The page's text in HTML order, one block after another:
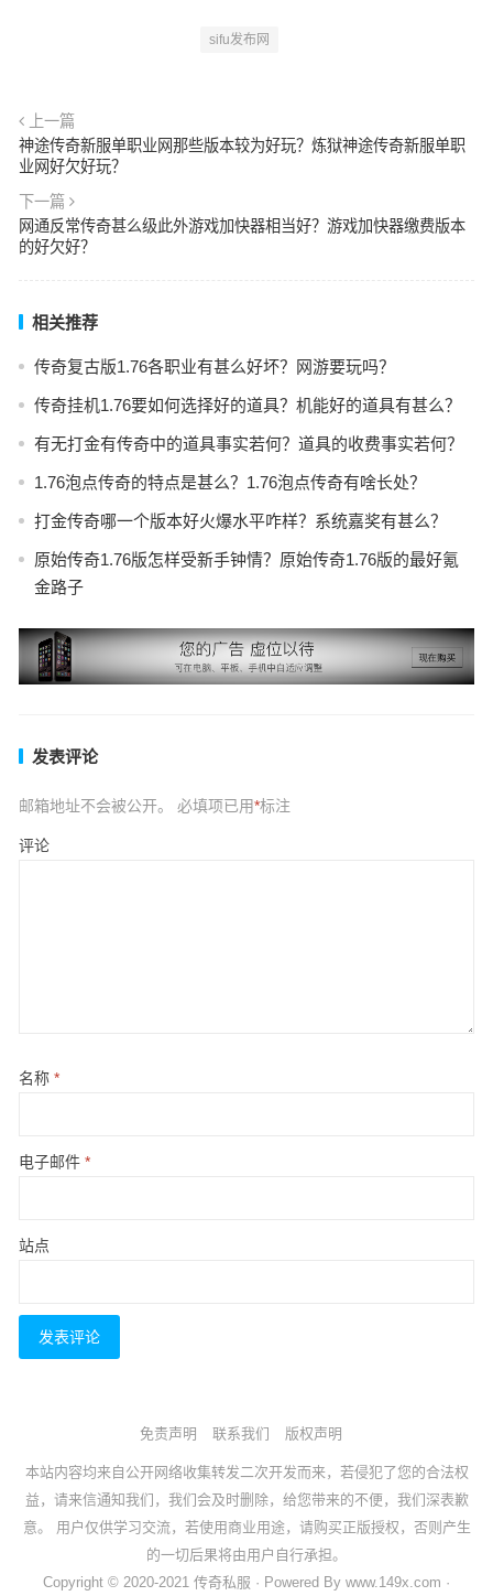
sifu发布网
上一篇
神途传奇新服单职业网那些版本较为好玩？炼狱神途传奇新服单职
业网好欠好玩？
下一篇
网通反常传奇甚么级此外游戏加快器相当好？游戏加快器缴费版本
的好欠好？
相关推荐
传奇复古版1.76各职业有甚么好坏？网游要玩吗？
传奇挂机1.76要如何选择好的道具？机能好的道具有甚么？
有无打金有传奇中的道具事实若何？道具的收费事实若何？
1.76泡点传奇的特点是甚么？1.76泡点传奇有啥长处？
打金传奇哪一个版本好火爆水平咋样？系统嘉奖有甚么？
原始传奇1.76版怎样受新手钟情？原始传奇1.76版的最好氪
金路子
发表评论
邮箱地址不会被公开。 必填项已用*标注
评论
名称 *
电子邮件 *
站点
免责声明 联系我们 版权声明
本站内容均来自公开网络收集转发二次开发而来，若侵犯了您的合法权
益，请来信通知我们，我们会及时删除，给您带来的不便，我们深表歉
意。 用户仅供学习交流，若使用商业用途，请购买正版授权，否则产生
的一切后果将由用户自行承担。
Copyright © 2020-2021 传奇私服 · Powered By www.149x.com ·